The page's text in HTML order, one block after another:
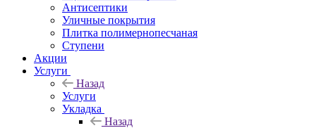
Антисептики
Уличные покрытия
Плитка полимернопесчаная
Ступени
Акции
Услуги
Назад
Услуги
Укладка
Назад